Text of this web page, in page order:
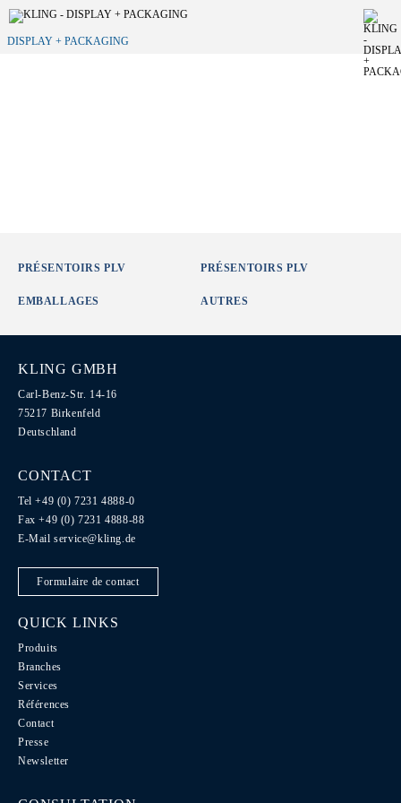
DISPLAY + PACKAGING
PRÉSENTOIRS PLV PRÉSENTOIRS PLV
EMBALLAGES AUTRES
KLING GMBH
Carl-Benz-Str. 14-16
75217 Birkenfeld
Deutschland
CONTACT
Tel +49 (0) 7231 4888-0
Fax +49 (0) 7231 4888-88
E-Mailservice@kling.de
Formulaire de contact
QUICK LINKS
Produits
Branches
Services
Références
Contact
Presse
Newsletter